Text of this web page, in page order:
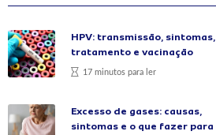
HPV: transmissão, sintomas,
tratamento e vacinação
17 minutos para ler
Excesso de gases: causas,
sintomas e o que fazer para